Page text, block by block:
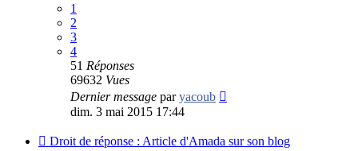
1
2
3
4
51 Réponses
69632 Vues
Dernier message paryacoub
dim. 3 mai 2015 17:44
Droit de réponse : Article d'Amada sur son blog